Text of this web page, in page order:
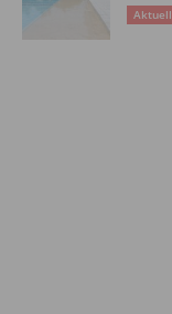
Aktuell